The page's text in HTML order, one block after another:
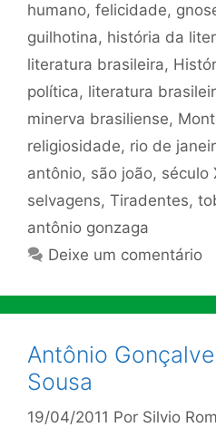
humano, felicidade,
guilhotina, história da
literatura brasileira,
política, literatura
minerva brasiliense,
religiosidade, rio de
antônio, são joão, século
selvagens, Tiradentes,
antônio gonzaga
Deixe um comentário
Antônio
Sousa
19/04/2011 Por Silvio